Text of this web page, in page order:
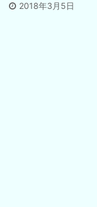
2018年3月5日